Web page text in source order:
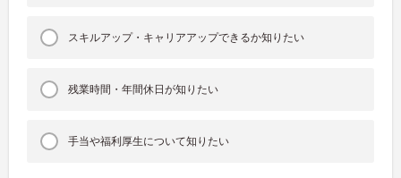
スキルアップ・キャリアアップできるか知りたい
残業時間・年間休日が知りたい
手当や福利厚生について知りたい